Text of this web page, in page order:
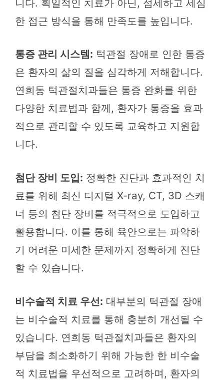
니다. 획일적인 치료가 아닌, 섬세하고 세심
한 접근 방식을 통해 만족도를 높입니다.
통증 관리 시스템: 턱관절 장애로 인한 통증
은 환자의 삶의 질을 심각하게 저해합니다.
연희동 턱관절치과들은 통증 완화를 위한
다양한 치료법과 함께, 환자가 통증을 효과
적으로 관리할 수 있도록 교육하고 지원합
니다.
첨단 장비 도입: 정확한 진단과 효과적인 치
료를 위해 최신 디지털 X-ray, CT, 3D 스캐
너 등의 첨단 장비를 적극적으로 도입하고
활용합니다. 이를 통해 육안으로는 파악하
기 어려운 미세한 문제까지 정확하게 진단
할 수 있습니다.
비수술적 치료 우선: 대부분의 턱관절 장애
는 비수술적 치료를 통해 충분히 개선될 수
있습니다. 연희동 턱관절치과들은 환자의
부담을 최소화하기 위해 가능한 한 비수술
적 치료법을 우선적으로 고려하며, 환자의